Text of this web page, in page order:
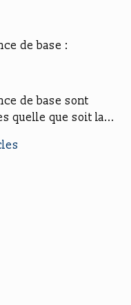
de base :
de base sont
quelle que soit la...